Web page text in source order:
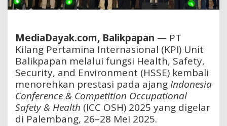
MediaDayak.com, Balikpapan — PT
Kilang Pertamina Internasional (KPI) Unit
Balikpapan melalui fungsi Health, Safety,
Security, and Environment (HSSE) kembali
menorehkan prestasi pada ajang Indonesia
Conference & Competition Occupational
Safety & Health (ICC OSH) 2025 yang digelar
di Palembang, 26–28 Mei 2025.